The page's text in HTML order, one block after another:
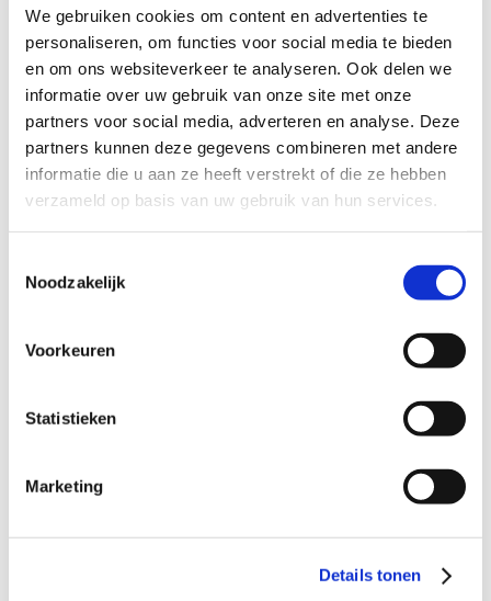
We gebruiken cookies om content en advertenties te
personaliseren, om functies voor social media te bieden
en om ons websiteverkeer te analyseren. Ook delen we
informatie over uw gebruik van onze site met onze
partners voor social media, adverteren en analyse. Deze
partners kunnen deze gegevens combineren met andere
informatie die u aan ze heeft verstrekt of die ze hebben
verzameld op basis van uw gebruik van hun services.
Noodzakelijk
Voorkeuren
Statistieken
Marketing
Details tonen
Playmobil en voetballen